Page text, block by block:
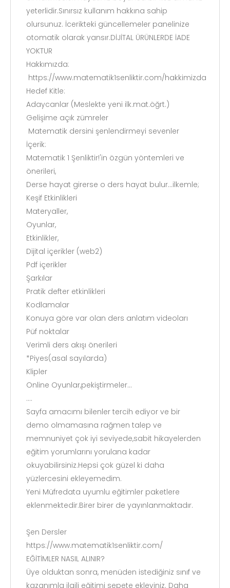
yeterlidir.Sınırsız kullanım hakkına sahip
olursunuz. İcerikteki güncellemeler panelinize
otomatik olarak yansır.DİJİTAL ÜRÜNLERDE İADE
YOKTUR
Hakkımızda:
https://www.matematik1senliktir.com/hakkimizda
Hedef Kitle:
Adaycanlar (Meslekte yeni ilk.mat.öğrt.)
Gelişime açık zümreler
Matematik dersini şenlendirmeyi sevenler
İçerik:
Matematik 1 Şenliktir!'in özgün yöntemleri ve
önerileri,
Derse hayat girerse o ders hayat bulur...ilkemle;
Keşif Etkinlikleri
Materyaller,
Oyunlar,
Etkinlikler,
Dijital içerikler (web2)
Pdf içerikler
Şarkılar
Pratik defter etkinlikleri
Kodlamalar
Konuya göre var olan ders anlatım videoları
Püf noktalar
Verimli ders akışı önerileri
*Piyes(asal sayılarda)
Klipler
Online Oyunlar,pekiştirmeler...
....
Sayfa amacımı bilenler tercih ediyor ve bir
demo olmamasına rağmen talep ve
memnuniyet çok iyi seviyede,sabit hikayelerden
eğitim yorumlarını yorulana kadar
okuyabilirsiniz.Hepsi çok güzel ki daha
yüzlercesini ekleyemedim.
Yeni Müfredata uyumlu eğitimler paketlere
eklenmektedir.Birer birer de yayınlanmaktadır.
Şen Dersler
https://www.matematik1senliktir.com/
EĞİTİMLER NASIL ALINIR?
Üye olduktan sonra, menüden istediğiniz sınıf ve
kazanımla ilgili eğitimi sepete ekleyiniz. Daha